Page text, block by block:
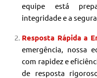
equipe está
integridade e a
Resposta Rápida a
emergência, nossa
com rapidez e
de resposta